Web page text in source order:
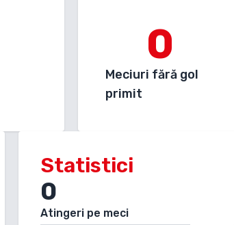
0
Meciuri fără gol
primit
Statistici
0
Atingeri pe meci